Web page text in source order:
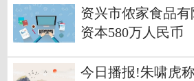
资兴市侬家食品
资本580万人民币
今日播报!朱啸虎